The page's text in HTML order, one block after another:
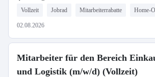
Vollzeit Jobrad Mitarbeiterrabatte Home-
02.08.2026
Mitarbeiter für den Bereich
und Logistik (m/w/d) (Vollzeit)